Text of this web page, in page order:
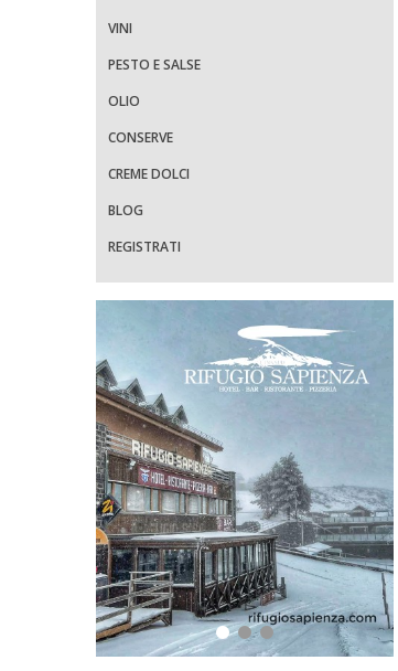
VINI
PESTO E SALSE
OLIO
CONSERVE
CREME DOLCI
BLOG
REGISTRATI